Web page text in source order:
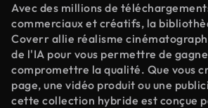
Avec des millions de
commerciaux et créatifs, la
Coverr allie réalisme
de l'IA pour vous permettre de
compromettre la qualité. Que vous
page, une vidéo produit ou une
cette collection hybride est conçue